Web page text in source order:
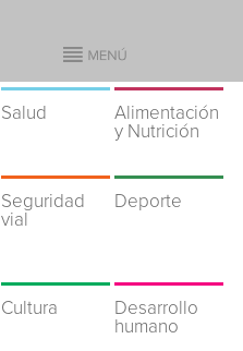
Salud
Alimentación
y Nutrición
Seguridad
vial
Deporte
Cultura
Desarrollo
humano